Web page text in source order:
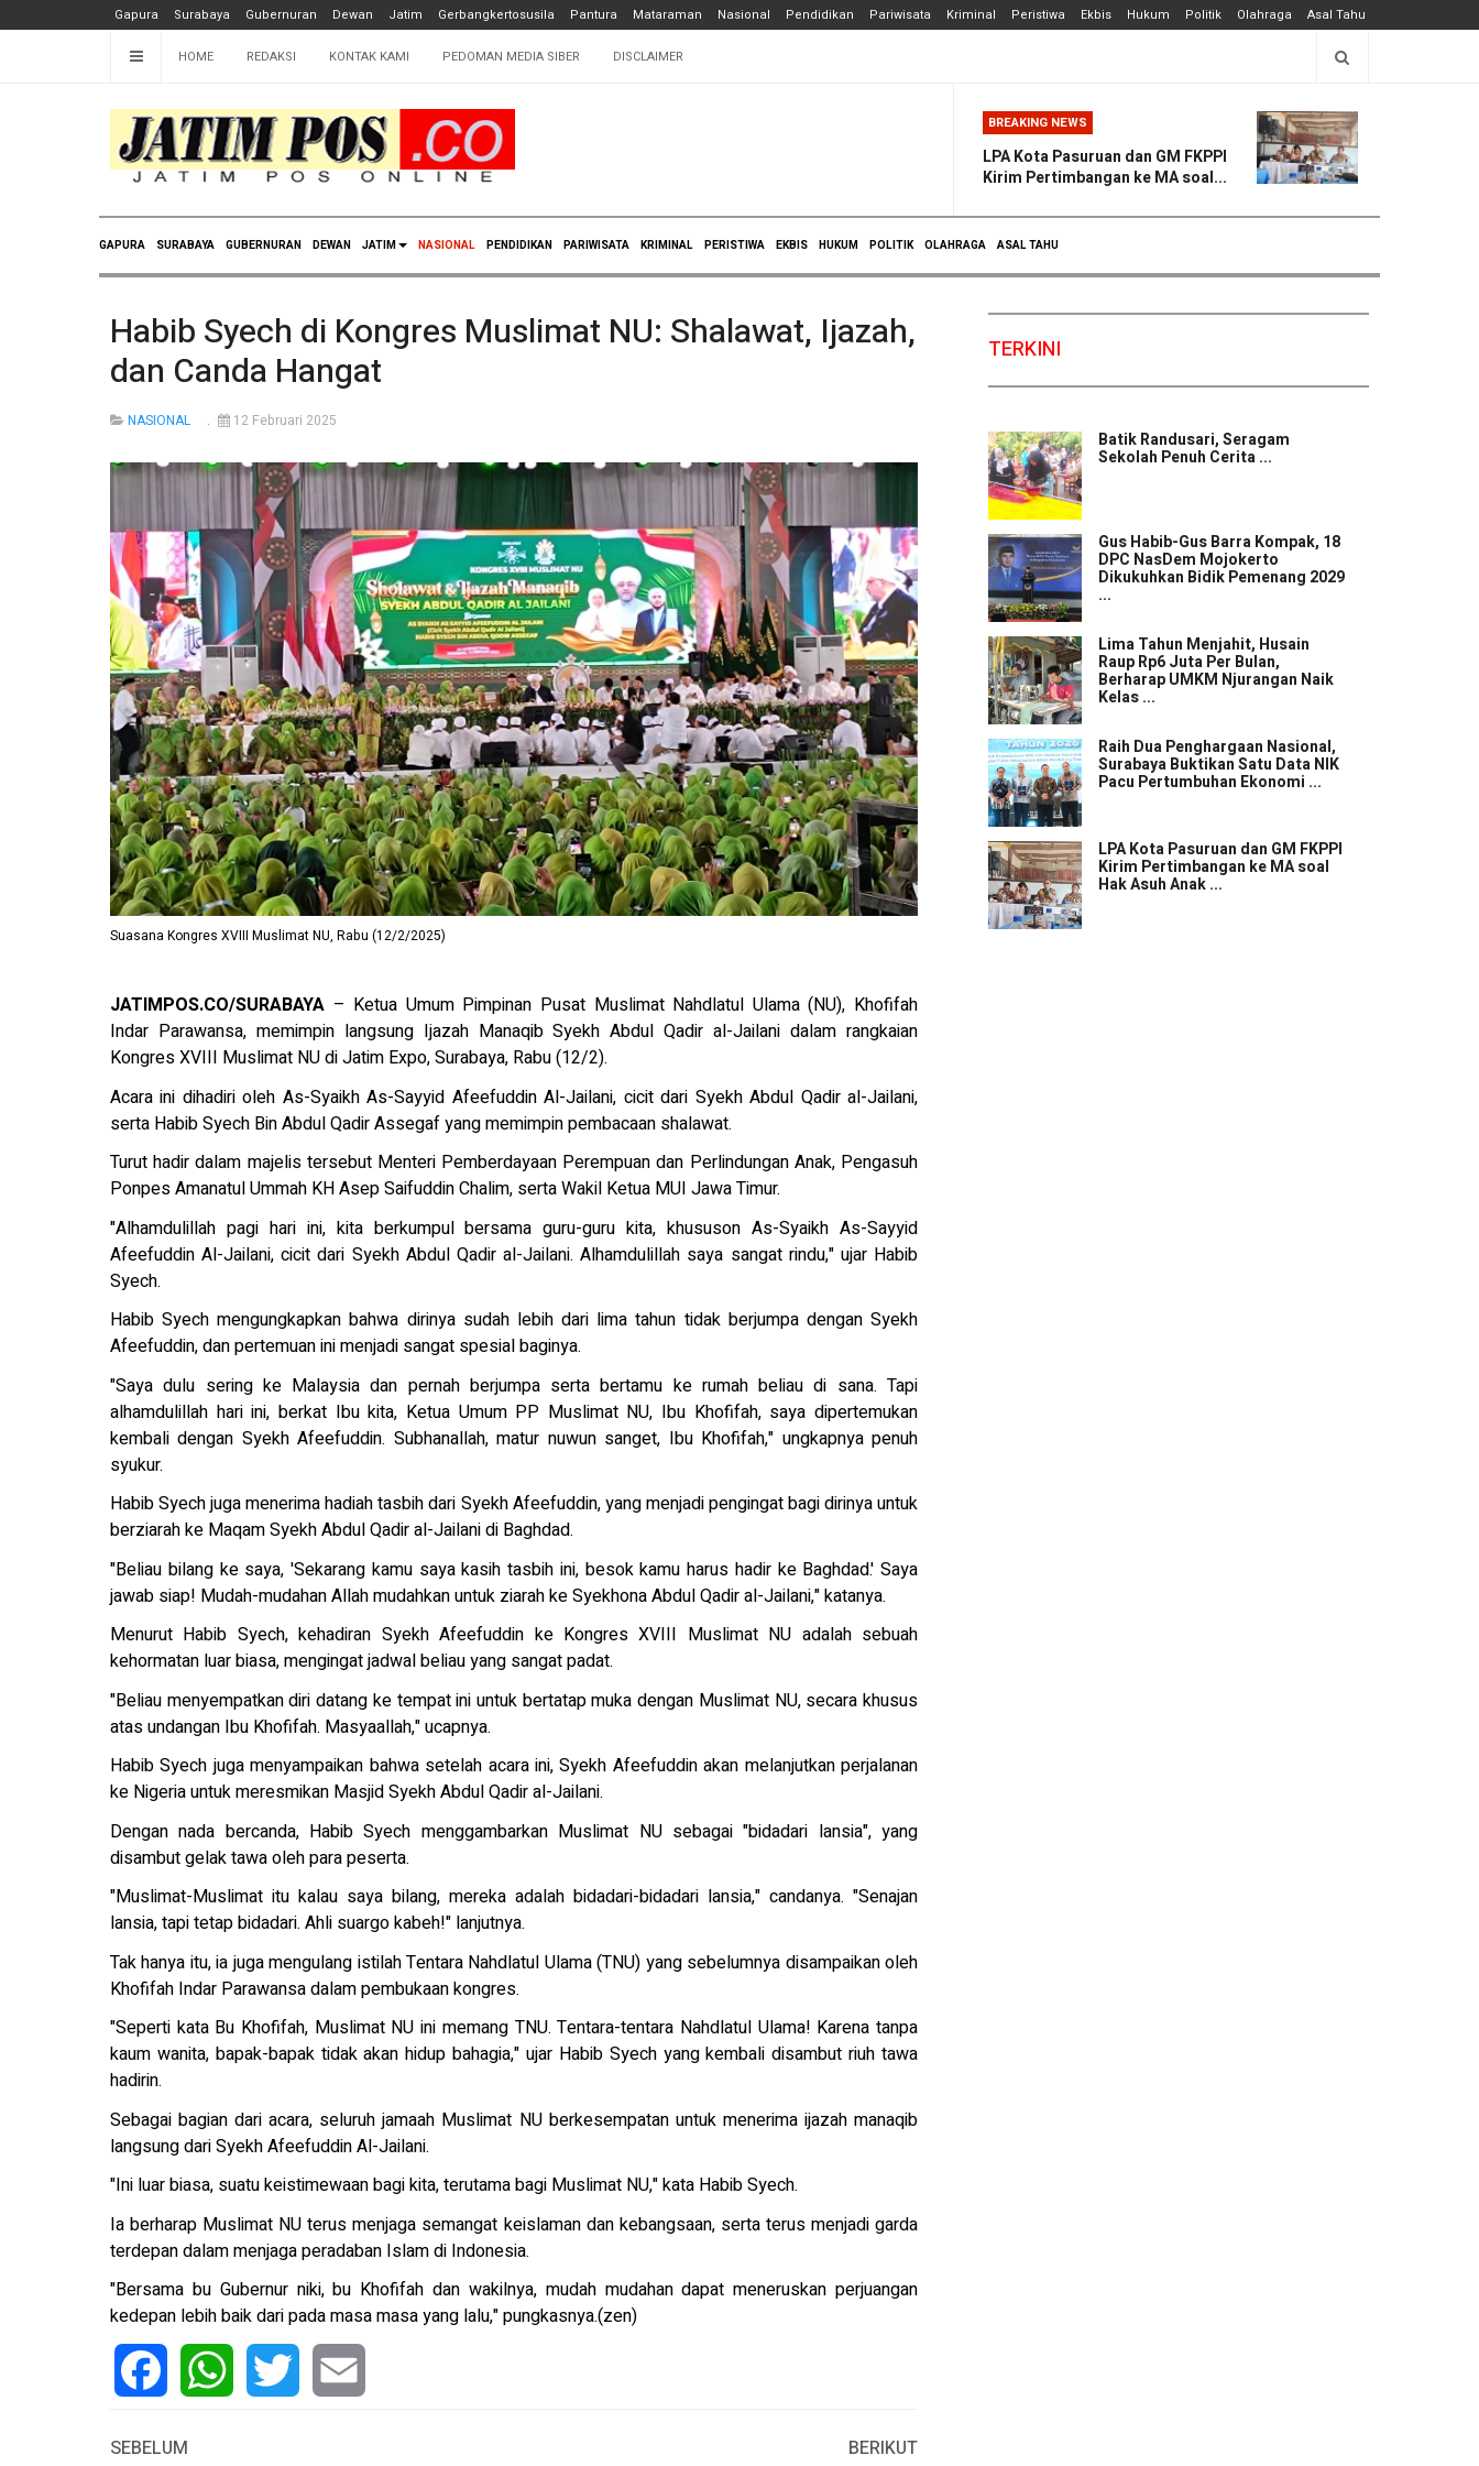
Gapura Surabaya Gubernuran Dewan Jatim Gerbangkertosusila Pantura Mataraman Nasional Pendidikan Pariwisata Kriminal Peristiwa Ekbis Hukum Politik Olahraga Asal Tahu
HOME REDAKSI KONTAK KAMI PEDOMAN MEDIA SIBER DISCLAIMER
BREAKING NEWS
LPA Kota Pasuruan dan GM FKPPI
Kirim Pertimbangan ke MA soal...
GAPURA SURABAYA GUBERNURAN DEWAN JATIM NASIONAL PENDIDIKAN PARIWISATA KRIMINAL PERISTIWA EKBIS HUKUM POLITIK OLAHRAGA ASAL TAHU
Habib Syech di Kongres Muslimat NU: Shalawat, Ijazah,
dan Canda Hangat
NASIONAL 12 Februari 2025
Suasana Kongres XVIII Muslimat NU, Rabu (12/2/2025)
JATIMPOS.CO/SURABAYA – Ketua Umum Pimpinan Pusat Muslimat Nahdlatul Ulama (NU), Khofifah
Indar Parawansa, memimpin langsung Ijazah Manaqib Syekh Abdul Qadir al-Jailani dalam rangkaian
Kongres XVIII Muslimat NU di Jatim Expo, Surabaya, Rabu (12/2).
Acara ini dihadiri oleh As-Syaikh As-Sayyid Afeefuddin Al-Jailani, cicit dari Syekh Abdul Qadir al-Jailani,
serta Habib Syech Bin Abdul Qadir Assegaf yang memimpin pembacaan shalawat.
Turut hadir dalam majelis tersebut Menteri Pemberdayaan Perempuan dan Perlindungan Anak, Pengasuh
Ponpes Amanatul Ummah KH Asep Saifuddin Chalim, serta Wakil Ketua MUI Jawa Timur.
"Alhamdulillah pagi hari ini, kita berkumpul bersama guru-guru kita, khususon As-Syaikh As-Sayyid
Afeefuddin Al-Jailani, cicit dari Syekh Abdul Qadir al-Jailani. Alhamdulillah saya sangat rindu," ujar Habib
Syech.
Habib Syech mengungkapkan bahwa dirinya sudah lebih dari lima tahun tidak berjumpa dengan Syekh
Afeefuddin, dan pertemuan ini menjadi sangat spesial baginya.
"Saya dulu sering ke Malaysia dan pernah berjumpa serta bertamu ke rumah beliau di sana. Tapi
alhamdulillah hari ini, berkat Ibu kita, Ketua Umum PP Muslimat NU, Ibu Khofifah, saya dipertemukan
kembali dengan Syekh Afeefuddin. Subhanallah, matur nuwun sanget, Ibu Khofifah," ungkapnya penuh
syukur.
Habib Syech juga menerima hadiah tasbih dari Syekh Afeefuddin, yang menjadi pengingat bagi dirinya untuk
berziarah ke Maqam Syekh Abdul Qadir al-Jailani di Baghdad.
"Beliau bilang ke saya, 'Sekarang kamu saya kasih tasbih ini, besok kamu harus hadir ke Baghdad.' Saya
jawab siap! Mudah-mudahan Allah mudahkan untuk ziarah ke Syekhona Abdul Qadir al-Jailani," katanya.
Menurut Habib Syech, kehadiran Syekh Afeefuddin ke Kongres XVIII Muslimat NU adalah sebuah
kehormatan luar biasa, mengingat jadwal beliau yang sangat padat.
"Beliau menyempatkan diri datang ke tempat ini untuk bertatap muka dengan Muslimat NU, secara khusus
atas undangan Ibu Khofifah. Masyaallah," ucapnya.
Habib Syech juga menyampaikan bahwa setelah acara ini, Syekh Afeefuddin akan melanjutkan perjalanan
ke Nigeria untuk meresmikan Masjid Syekh Abdul Qadir al-Jailani.
Dengan nada bercanda, Habib Syech menggambarkan Muslimat NU sebagai "bidadari lansia", yang
disambut gelak tawa oleh para peserta.
"Muslimat-Muslimat itu kalau saya bilang, mereka adalah bidadari-bidadari lansia," candanya. "Senajan
lansia, tapi tetap bidadari. Ahli suargo kabeh!" lanjutnya.
Tak hanya itu, ia juga mengulang istilah Tentara Nahdlatul Ulama (TNU) yang sebelumnya disampaikan oleh
Khofifah Indar Parawansa dalam pembukaan kongres.
"Seperti kata Bu Khofifah, Muslimat NU ini memang TNU. Tentara-tentara Nahdlatul Ulama! Karena tanpa
kaum wanita, bapak-bapak tidak akan hidup bahagia," ujar Habib Syech yang kembali disambut riuh tawa
hadirin.
Sebagai bagian dari acara, seluruh jamaah Muslimat NU berkesempatan untuk menerima ijazah manaqib
langsung dari Syekh Afeefuddin Al-Jailani.
"Ini luar biasa, suatu keistimewaan bagi kita, terutama bagi Muslimat NU," kata Habib Syech.
Ia berharap Muslimat NU terus menjaga semangat keislaman dan kebangsaan, serta terus menjadi garda
terdepan dalam menjaga peradaban Islam di Indonesia.
"Bersama bu Gubernur niki, bu Khofifah dan wakilnya, mudah mudahan dapat meneruskan perjuangan
kedepan lebih baik dari pada masa masa yang lalu," pungkasnya.(zen)
SEBELUM
BERIKUT
TERKINI
Batik Randusari, Seragam
Sekolah Penuh Cerita ...
Gus Habib-Gus Barra Kompak, 18
DPC NasDem Mojokerto
Dikukuhkan Bidik Pemenang 2029
...
Lima Tahun Menjahit, Husain
Raup Rp6 Juta Per Bulan,
Berharap UMKM Njurangan Naik
Kelas ...
Raih Dua Penghargaan Nasional,
Surabaya Buktikan Satu Data NIK
Pacu Pertumbuhan Ekonomi ...
LPA Kota Pasuruan dan GM FKPPI
Kirim Pertimbangan ke MA soal
Hak Asuh Anak ...